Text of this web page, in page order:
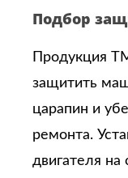
Подбор
Продукция
защитить
царапин и
ремонта.
двигателя